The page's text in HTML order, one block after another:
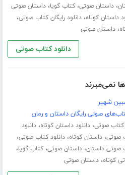
،داستان صوتی،کتاب گویا،داستان صوتی
داستان کوتاه،دانلود رایگان کتاب صوتی،
،داستان صوتی
دانلود کتاب صوتی
نمی‌میرند
شهیر
صوتی رایگان داستان و رمان
کتاب صوتی،دانلود داستان کوتاه،دانلود
صوتی،داستان کوتاه،دانلود کتاب صوتی،
صوتی داستان،داستان صوتی،کتاب گویا،
کوتاه،داستان صوتی